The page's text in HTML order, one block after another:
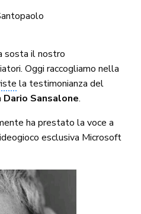
sosta il nostro
Oggi raccogliamo nella
la testimonianza del
Dario Sansalone.
ha prestato la voce a
esclusiva Microsoft